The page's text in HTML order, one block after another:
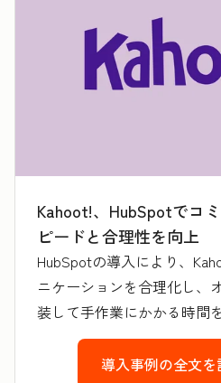
Kahoot!、HubSpotでコ
ピードと合理性を向上
HubSpotの導入により、
ニケーションを合理化し、
装して手作業にかかる時間
導入事例の全文を